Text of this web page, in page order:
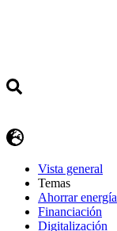
Vista general
Temas
Ahorrar energía
Financiación
Digitalización